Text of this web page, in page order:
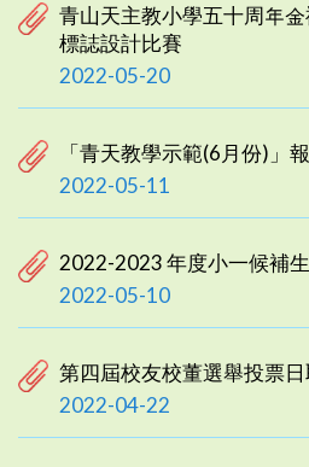
青山天主教小學五十周年
標誌設計比賽
2022-05-20
「青天教學示範(6月份)」
2022-05-11
2022-2023 年度小一候補
2022-05-10
第四屆校友校董選舉投票
2022-04-22